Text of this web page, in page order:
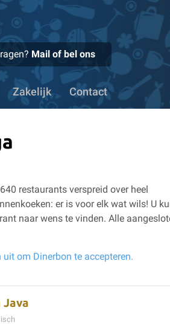
Mail of bel ons
Zakelijk Contact
op factuur bestellen ✔ Meer
restaurants verspreid over heel
er is voor elk wat wils! U
naar wens te vinden. Alle
uit om Dinerbon te accepteren.
Java